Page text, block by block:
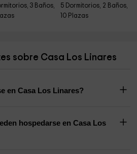
3 Baños,
5 Dormitorios, 2 Baños,
10 Plazas
sobre Casa Los Linares
en Casa Los Linares?
hospedarse en Casa Los